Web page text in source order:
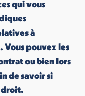
qui vous
à
pouvez les
ou bien lors
de savoir si
droit.